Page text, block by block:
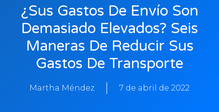
¿Sus Gastos De Envío Son
Demasiado Elevados? Seis
Maneras De Reducir Sus
Gastos De Transporte
Martha Méndez 7 de abril de 2022